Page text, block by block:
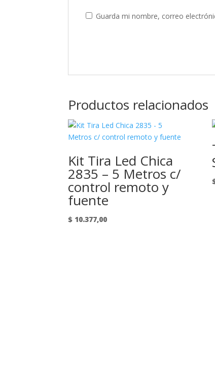
Guarda mi nombre, correo
Productos relacionados
Kit Tira Led Chica
2835 – 5 Metros c/
control remoto y
fuente
$ 10.377,00